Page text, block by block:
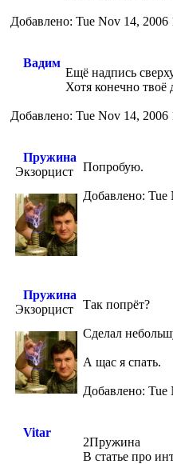
Добавлено: Tue Nov 14, 2006
Вадим
Ещё надпись
Хотя конечно твоё
Добавлено: Tue Nov 14, 2006
Пружина
Экзорцист
Попробую.
Добавлено: Tue
Пружина
Экзорцист
Так попрёт?
Сделал
А щас я спать.
Добавлено: Tue
Vitar
2Пружина
В статье про